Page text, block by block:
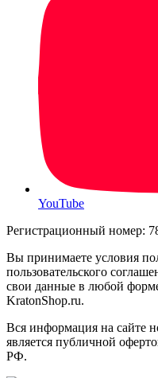
YouTube
Регистрационный номер:
Вы принимаете условия
пользовательского
свои данные в любой
KratonShop.ru.
Вся информация на сайте
является публичной
РФ.